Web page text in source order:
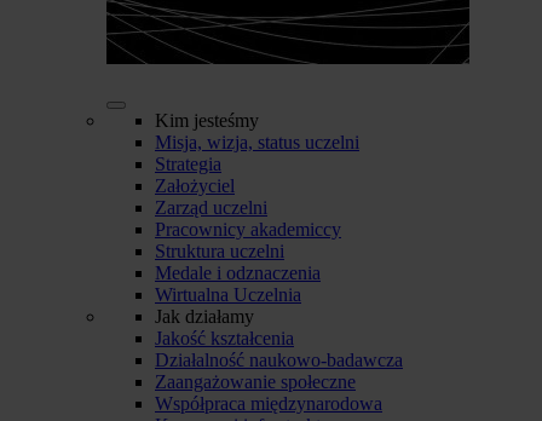
Kim jesteśmy
Misja, wizja, status uczelni
Strategia
Założyciel
Zarząd uczelni
Pracownicy akademiccy
Struktura uczelni
Medale i odznaczenia
Wirtualna Uczelnia
Jak działamy
Jakość kształcenia
Działalność naukowo-badawcza
Zaangażowanie społeczne
Współpraca międzynarodowa